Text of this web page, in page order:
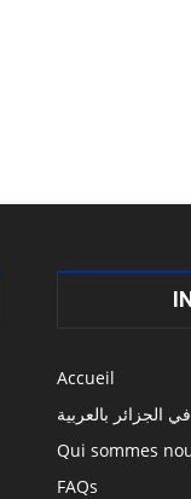
Accueil
الجزائر بالعربية
Qui sommes
FAQs